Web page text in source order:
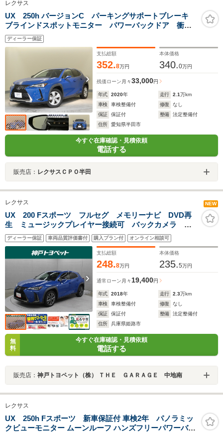
レクサス
UX 250h バージョンC パーキングサポートブレーキ
ブラインドスポットモニター パワーバックドア 衝突
被害軽減ブレーキ ペダル踏み間違い時加速抑制装置
地デジTV(フルセグ) パワーシート
ディーラー保証
支払総額
352.8万円
本体価格
340.0万円
残価ローン 月々33,000円
年式 2020年 走行 2.1万km
車検
車検整備付 修復
なし
保証
保証付 整備
法定整備付
住所
愛知県半田市
今すぐ在庫確認・見積依頼
電話する
販売店： レクサスＣＰＯ半田
レクサス NEW
UX 200 Fスポーツ フルセグ メモリーナビ DVD再
生 ミュージックプレイヤー接続可 バックカメラ 衝
突被害軽減システム ETC LEDヘッドランプ アイド
リングストップ
ディーラー保証 車両品質評価書付 購入プラン付 オンライン相談可
支払総額
248.8万円
本体価格
235.5万円
通常ローン 月々 19,400円
年式 2018年 走行 2.3万km
車検
車検整備付 修復
なし
保証
保証付 整備
法定整備付
住所
兵庫県姫路市
無
料
今すぐ在庫確認・見積依頼
電話する
販売店： 神戸トヨペット（株） ＴＨＥ ＧＡＲＡＧＥ 中地南
レクサス
UX 250h Fスポーツ 新車保証付 車検2年 パノラミッ
クビューモニター ムーンルーフ ハンズフリーパワーバッ